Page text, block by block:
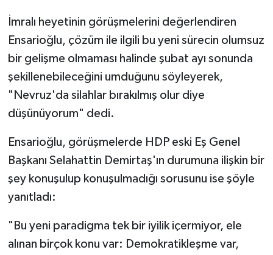
İmralı heyetinin görüşmelerini değerlendiren
Ensarioğlu, çözüm ile ilgili bu yeni sürecin olumsuz
bir gelişme olmaması halinde şubat ayı sonunda
şekillenebileceğini umduğunu söyleyerek,
"Nevruz'da silahlar bırakılmış olur diye
düşünüyorum" dedi.
Ensarioğlu, görüşmelerde HDP eski Eş Genel
Başkanı Selahattin Demirtaş'ın durumuna ilişkin bir
şey konuşulup konuşulmadığı sorusunu ise şöyle
yanıtladı:
"Bu yeni paradigma tek bir iyilik içermiyor, ele
alınan birçok konu var: Demokratikleşme var,